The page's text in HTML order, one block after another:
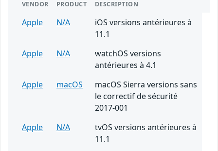
VENDOR PRODUCT DESCRIPTION
Apple N/A
iOS versions antérieures à
11.1
Apple
N/A
watchOS versions
antérieures à 4.1
Apple
macOS
macOS Sierra versions sans
le correctif de sécurité
2017-001
Apple
N/A
tvOS versions antérieures à
11.1